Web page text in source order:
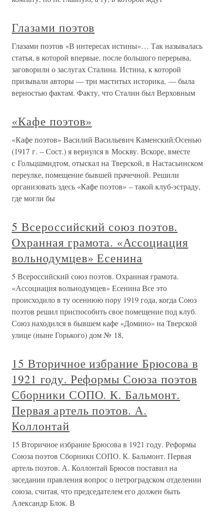
Глазами поэтов
Глазами поэтов «В интересах истины»… Так называлась
статья, в которой впервые, после большого перерыва,
заговорили о заслугах Сталина. Истина, к которой
призывали авторы — три маститых историка, — была
верностью фактам. Факту, что Сталин был Верховным
«Кафе поэтов»
«Кафе поэтов» Василий Васильевич Каменский:Осенью
(1917 г. – Сост.) я вернулся в Москву. Вскоре, вместе
с Гольцшмидтом, отыскал на Тверской, в Настасьинском
переулке, помещение бывшей прачечной. Решили
организовать здесь «Кафе поэтов» – такой клуб-эстраду,
где могли бы
5 Всероссийский союз поэтов.
Охранная грамота. «Ассоциация
вольнодумцев» Есенина
5 Всероссийский союз поэтов. Охранная грамота.
«Ассоциация вольнодумцев» Есенина Все это
происходило в ту осеннюю пору 1919 года, когда Союз
поэтов решил приспособить свое помещение под клуб.
Союз находился в бывшем кафе «Домино» на Тверской
улице (ныне Горького) дом № 18,
15 Вторичное избрание Брюсова в
1921 году. Реформы Союза поэтов
Сборники СОПО. К. Бальмонт.
Первая артель поэтов. А.
Коллонтай
15 Вторичное избрание Брюсова в 1921 году. Реформы
Союза поэтов Сборники СОПО. К. Бальмонт. Первая
артель поэтов. А. Коллонтай Брюсов поставил на
заседании правления вопрос о петроградском отделении
союза, считая, что председателем его должен быть
Александр Блок. В